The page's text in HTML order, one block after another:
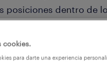
posiciones dentro de
paralela, la demanda
cookies.
para darte una experiencia